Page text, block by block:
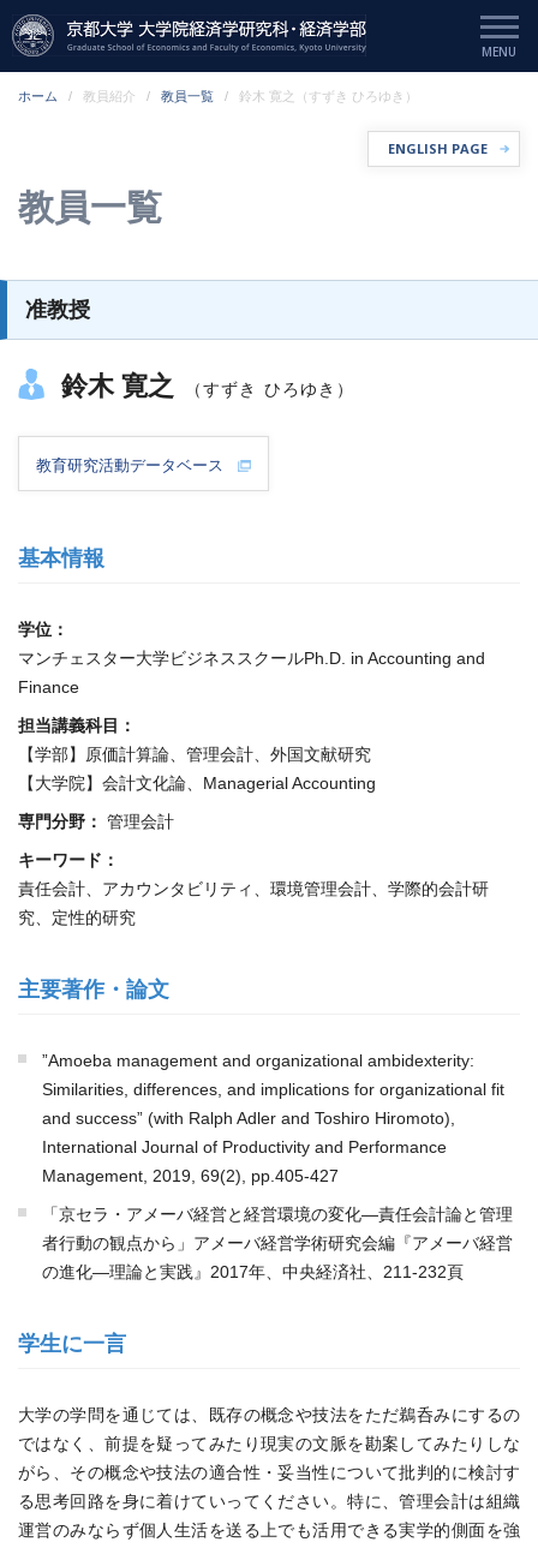
ホーム 教員紹介 教員一覧 鈴木 寛之（すずき ひろゆき）
教員一覧
ENGLISH PAGE
准教授
鈴木 寛之 （すずき ひろゆき）
教育研究活動データベース
基本情報
学位：
マンチェスター大学ビジネススクールPh.D. in Accounting and
Finance
担当講義科目：
【学部】原価計算論、管理会計、外国文献研究
【大学院】会計文化論、Managerial Accounting
専門分野： 管理会計
キーワード：
責任会計、アカウンタビリティ、環境管理会計、学際的会計研
究、定性的研究
主要著作・論文
”Amoeba management and organizational ambidexterity:
Similarities, differences, and implications for organizational fit
and success” (with Ralph Adler and Toshiro Hiromoto),
International Journal of Productivity and Performance
Management, 2019, 69(2), pp.405-427
「京セラ・アメーバ経営と経営環境の変化―責任会計論と管理
者行動の観点から」アメーバ経営学術研究会編『アメーバ経営
の進化―理論と実践』2017年、中央経済社、211-232頁
学生に一言
大学の学問を通じては、既存の概念や技法をただ鵜呑みにするの
ではなく、前提を疑ってみたり現実の文脈を勘案してみたりしな
がら、その概念や技法の適合性・妥当性について批判的に検討す
る思考回路を身に着けていってください。特に、管理会計は組織
運営のみならず個人生活を送る上でも活用できる実学的側面を強